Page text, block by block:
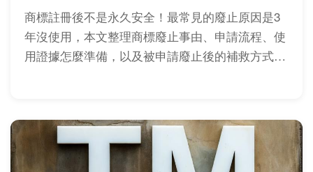
商標註冊後不是永久安全！最常見的廢止原因是3
年沒使用，本文整理商標廢止事由、申請流程、使
用證據怎麼準備，以及被申請廢止後的補救方式，